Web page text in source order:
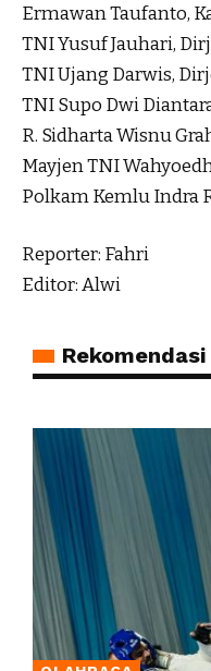
Ermawan Taufanto,
TNI Yusuf Jauhari,
TNI Ujang Darwis,
TNI Supo Dwi
R. Sidharta Wisnu
Mayjen TNI
Polkam Kemlu Indra
Reporter: Fahri
Editor: Alwi
Rekomendasi